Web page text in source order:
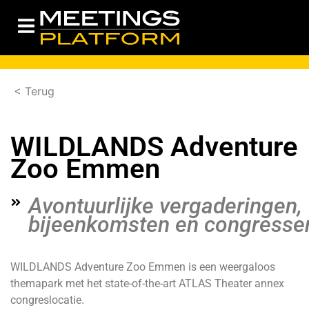
< Terug
WILDLANDS Adventure
Zoo Emmen
Avontuurlijke vergaderingen,
bijeenkomsten en
WILDLANDS Adventure Zoo Emmen is een weergaloos
themapark met het state-of-the-art ATLAS Theater annex
congreslocatie.